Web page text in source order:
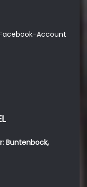
Account
Buntenbock,